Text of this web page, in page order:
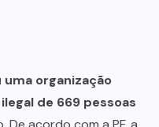
organização
de 669 pessoas